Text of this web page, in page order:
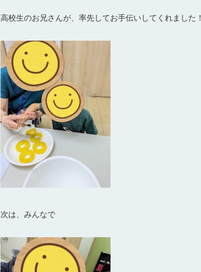
高校生のお兄さんが、率先してお手伝いしてくれました！
次は、みんなで